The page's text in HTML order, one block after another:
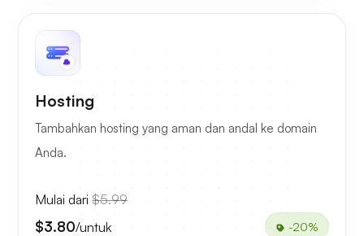
Hosting
Tambahkan hosting yang aman dan andal ke domain
Anda.
Mulai dari $5.99
$3.80/untuk -20%